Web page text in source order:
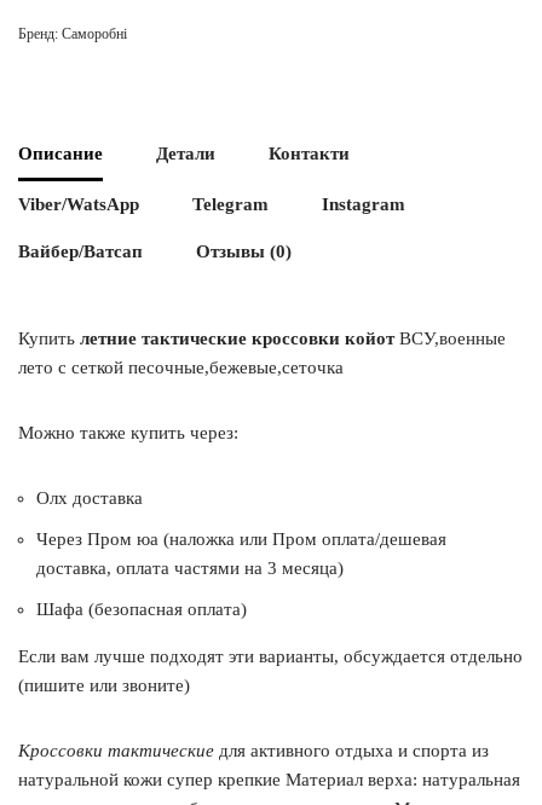
Бренд: Саморобні
Описание Детали Контакти
Viber/WatsApp Telegram Instagram
Вайбер/Ватсап Отзывы (0)
Купить летние тактические кроссовки койотВСУ,военные
лето с сеткой песочные,бежевые,сеточка
Можно также купить через:
Олх доставка
Через Пром юа (наложка или Пром оплата/дешевая
доставка, оплата частями на 3 месяца)
Шафа (безопасная оплата)
Если вам лучше подходят эти варианты, обсуждается отдельно
(пишите или звоните)
Кроссовки тактические для активного отдыха и спорта из
натуральной кожи супер крепкие Материал верха: натуральная